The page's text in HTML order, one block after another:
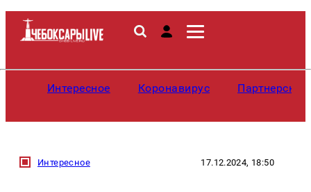
Интересное Коронавирус
Интересное 17.12.2024, 18:50